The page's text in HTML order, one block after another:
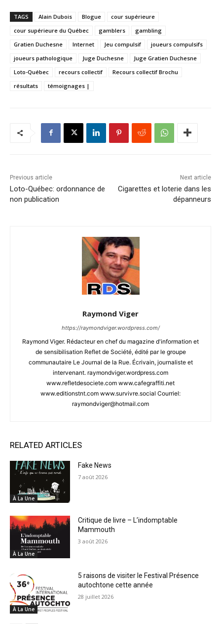
TAGS Alain Dubois Blogue
cour supérieure
cour supérieure du Québec
gamblers
gambling
Gratien Duchesne
Internet Jeu compulsif
joueurs compulsifs
joueurs pathologique
Juge Duchesne
Juge Gratien Duchesne
Loto-Québec
recours collectif
Recours collectif Brochu
résultats
témoignages |
Previous article
Loto-Québec: ordonnance de
non publication
Next article
Cigarettes et loterie dans les
dépanneurs
Raymond Viger
https://raymondviger.wordpress.com/
Raymond Viger. Rédacteur en chef du magazine d'information et
de sensibilisation Reflet de Société, édité par le groupe
communautaire Le Journal de la Rue. Écrivain, journaliste et
intervenant. raymondviger.wordpress.com
www.refletdesociete.com www.cafegraffiti.net
www.editionstnt.com www.survivre.social Courriel:
raymondviger@hotmail.com
RELATED ARTICLES
À La Une
Fake News
7 août 2026
À La Une
Critique de livre – L’indomptable
Mammouth
3 août 2026
À La Une
5 raisons de visiter le Festival Présence
autochtone cette année
28 juillet 2026